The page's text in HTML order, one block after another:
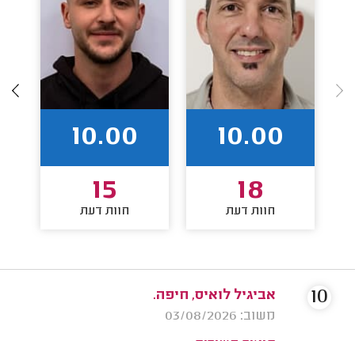
10.00
18
חוות דעת
10.00
15
חוות דעת
אביגיל לואיס, חיפה.
משוב: 03/08/2026
10